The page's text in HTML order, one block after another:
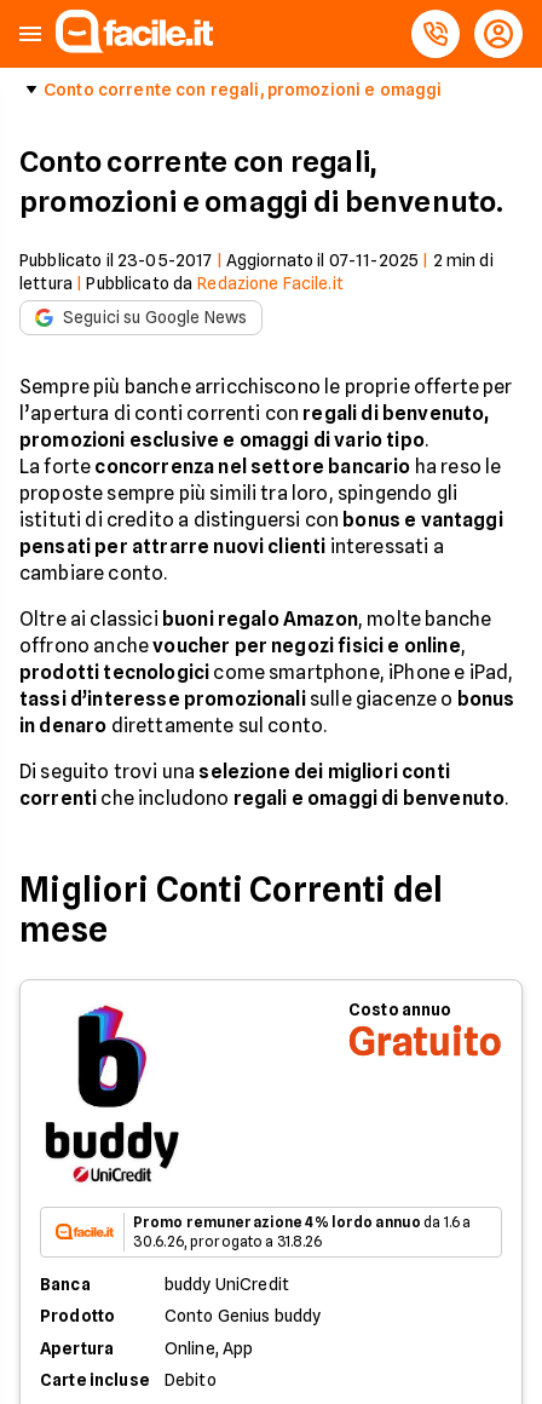
Conto corrente con regali, promozioni e omaggi
Conto corrente con regali,
promozioni e omaggi di benvenuto.
Pubblicato il 23-05-2017 Aggiornato il 07-11-2025 2 min di
lettura |Pubblicato da Redazione Facile.it
Seguici su Google News
Sempre più banche arricchiscono le proprie offerte per
l’apertura di conti correnti con regali di benvenuto,
promozioni esclusive e omaggi di vario tipo.
La forte concorrenza nel settore bancario ha reso le
proposte sempre più simili tra loro, spingendo gli
istituti di credito a distinguersi con bonus e vantaggi
pensati per attrarre nuovi clienti interessati a
cambiare conto.
Oltre ai classici buoni regalo Amazon, molte banche
offrono anchevoucher per negozi fisici e online,
prodotti tecnologici come smartphone, iPhone e iPad,
tassi d’interesse promozionalisulle giacenze o bonus
in denaro direttamente sul conto.
Di seguito trovi una selezione dei migliori conti
correnti che includono regali e omaggi di benvenuto.
Migliori Conti Correnti del
mese
Costo annuo
Gratuito
Promo remunerazione 4% lordo annuo da 1.6 a
30.6.26, prorogato a 31.8.26
Banca
buddy UniCredit
Prodotto
Conto Genius buddy
Apertura
Online, App
Carte incluse
Debito